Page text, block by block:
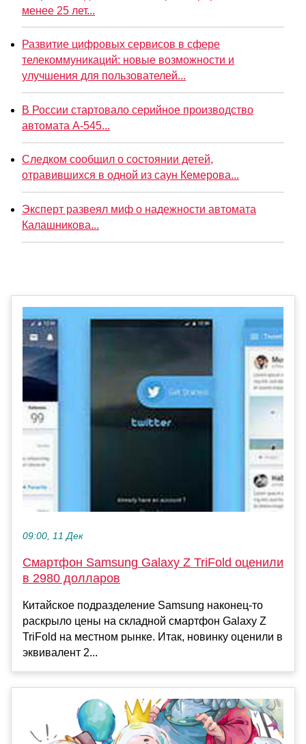
менее 25 лет...
Развитие цифровых сервисов в сфере
телекоммуникаций: новые возможности и
улучшения для пользователей...
В России стартовало серийное производство
автомата А-545...
Следком сообщил о состоянии детей,
отравившихся в одной из саун Кемерова...
Эксперт развеял миф о надежности автомата
Калашникова...
09:00, 11 Дек
Смартфон Samsung Galaxy Z TriFold оценили
в 2980 долларов
Китайское подразделение Samsung наконец-то
раскрыло цены на складной смартфон Galaxy Z
TriFold на местном рынке. Итак, новинку оценили в
эквивалент 2...